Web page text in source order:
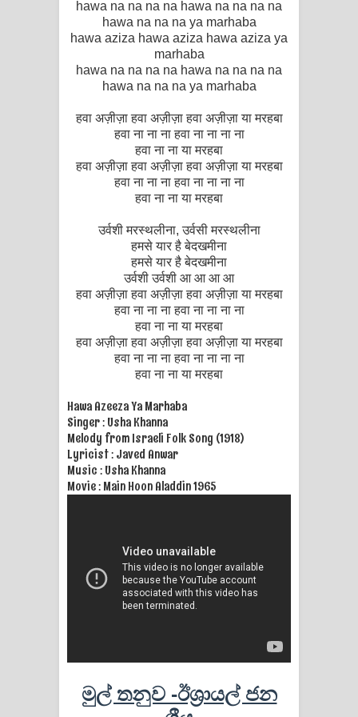
hawa na na na na hawa na na na na
hawa na na na ya marhaba
hawa aziza hawa aziza hawa aziza ya
marhaba
hawa na na na na hawa na na na na
hawa na na na ya marhaba
हवा अज़ीज़ा हवा अज़ीज़ा हवा अज़ीज़ा या मरहबा
हवा ना ना ना हवा ना ना ना ना
हवा ना ना या मरहबा
हवा अज़ीज़ा हवा अज़ीज़ा हवा अज़ीज़ा या मरहबा
हवा ना ना ना हवा ना ना ना ना
हवा ना ना या मरहबा
उर्वशी मरस्थलीना, उर्वसी मरस्थलीना
हमसे यार है बेदखमीना
हमसे यार है बेदखमीना
उर्वशी उर्वशी आ आ आ आ
हवा अज़ीज़ा हवा अज़ीज़ा हवा अज़ीज़ा या मरहबा
हवा ना ना ना हवा ना ना ना ना
हवा ना ना या मरहबा
हवा अज़ीज़ा हवा अज़ीज़ा हवा अज़ीज़ा या मरहबा
हवा ना ना ना हवा ना ना ना ना
हवा ना ना या मरहबा
Hawa Azeeza Ya Marhaba
Singer : Usha Khanna
Melody from Israeli Folk Song (1918)
Lyricist : Javed Anwar
Music : Usha Khanna
Movie : Main Hoon Aladdin 1965
මුල් තනුව -ඊශ්‍රායල් ජන